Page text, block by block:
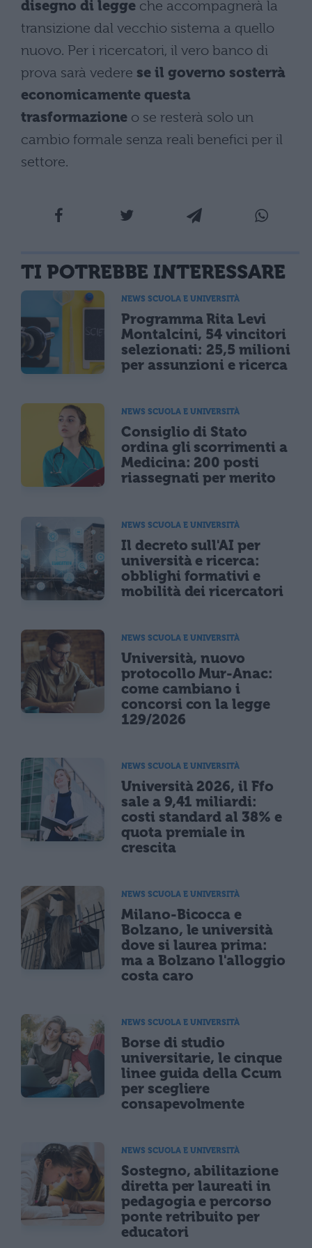
disegno di legge che accompagnerà la
transizione dal vecchio sistema a quello
nuovo. Per i ricercatori, il vero banco di
prova sarà vedere se il governo sosterrà
economicamente questa
trasformazione o se resterà solo un
cambio formale senza reali benefici per il
settore.
TI POTREBBE INTERESSARE
NEWS SCUOLA E UNIVERSITÀ
Programma Rita Levi
Montalcini, 54 vincitori
selezionati: 25,5 milioni
per assunzioni e ricerca
NEWS SCUOLA E UNIVERSITÀ
Consiglio di Stato
ordina gli scorrimenti a
Medicina: 200 posti
riassegnati per merito
NEWS SCUOLA E UNIVERSITÀ
Il decreto sull'AI per
università e ricerca:
obblighi formativi e
mobilità dei ricercatori
NEWS SCUOLA E UNIVERSITÀ
Università, nuovo
protocollo Mur-Anac:
come cambiano i
concorsi con la legge
129/2026
NEWS SCUOLA E UNIVERSITÀ
Università 2026, il Ffo
sale a 9,41 miliardi:
costi standard al 38% e
quota premiale in
crescita
NEWS SCUOLA E UNIVERSITÀ
Milano-Bicocca e
Bolzano, le università
dove si laurea prima:
ma a Bolzano l'alloggio
costa caro
NEWS SCUOLA E UNIVERSITÀ
Borse di studio
universitarie, le cinque
linee guida della Ccum
per scegliere
consapevolmente
NEWS SCUOLA E UNIVERSITÀ
Sostegno, abilitazione
diretta per laureati in
pedagogia e percorso
ponte retribuito per
educatori